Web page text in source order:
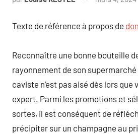
Texte de référence à propos de
Reconnaître une bonne bouteille
rayonnement de son supermarché
caviste n’est pas aisé dès lors que
expert. Parmi les promotions et
sortes, il est conséquent de
précipiter sur un champagne au